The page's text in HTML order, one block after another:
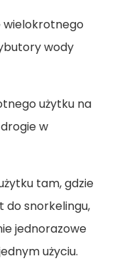
wielokrotnego
wody
użytku na
w
tam, gdzie
do snorkelingu,
jednorazowe
użyciu.